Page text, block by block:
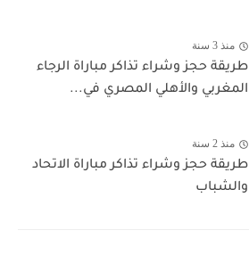
منذ 3 سنة
طريقة حجز وشراء تذاكر مباراة الرجاء
المغربي والأهلي المصري في...
منذ 2 سنة
طريقة حجز وشراء تذاكر مباراة الاتحاد
والشباب